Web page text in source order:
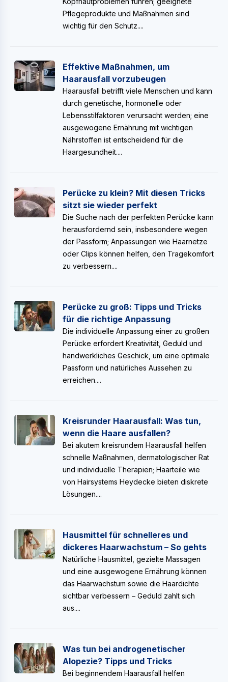
Pflegeprodukte und Maßnahmen sind
wichtig für den Schutz....
Effektive Maßnahmen, um
Haarausfall vorzubeugen
Haarausfall betrifft viele Menschen und kann
durch genetische, hormonelle oder
Lebensstilfaktoren verursacht werden; eine
ausgewogene Ernährung mit wichtigen
Nährstoffen ist entscheidend für die
Haargesundheit....
Perücke zu klein? Mit diesen Tricks
sitzt sie wieder perfekt
Die Suche nach der perfekten Perücke kann
herausfordernd sein, insbesondere wegen
der Passform; Anpassungen wie Haarnetze
oder Clips können helfen, den Tragekomfort
zu verbessern....
Perücke zu groß: Tipps und Tricks
für die richtige Anpassung
Die individuelle Anpassung einer zu großen
Perücke erfordert Kreativität, Geduld und
handwerkliches Geschick, um eine optimale
Passform und natürliches Aussehen zu
erreichen....
Kreisrunder Haarausfall: Was tun,
wenn die Haare ausfallen?
Bei akutem kreisrundem Haarausfall helfen
schnelle Maßnahmen, dermatologischer Rat
und individuelle Therapien; Haarteile wie
von Hairsystems Heydecke bieten diskrete
Lösungen....
Hausmittel für schnelleres und
dickeres Haarwachstum – So gehts
Natürliche Hausmittel, gezielte Massagen
und eine ausgewogene Ernährung können
das Haarwachstum sowie die Haardichte
sichtbar verbessern – Geduld zahlt sich
aus....
Was tun bei androgenetischer
Alopezie? Tipps und Tricks
Bei beginnendem Haarausfall helfen